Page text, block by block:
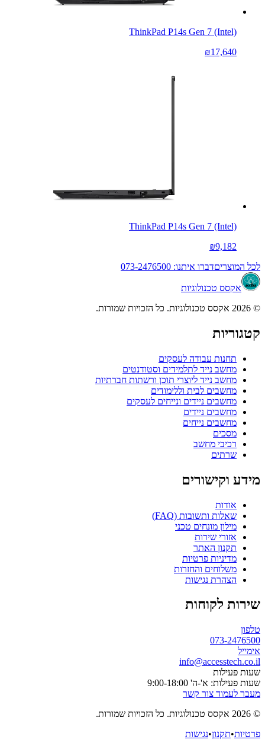
ThinkPad P14s Gen 7 (Intel)
₪17,640
ThinkPad P14s Gen 7 (Intel)
₪9,182
לכל המוצריםדברו איתנו: 073-2476500
אקסס טכנולוגיות
© 2026 אקסס טכנולוגיות. כל הזכויות שמורות.
קטגוריות
תחנות עבודה לעסקים
מחשב נייד לתלמידים וסטודנטים
מחשב נייד ליוצרי תוכן ורשתות חברתיות
מחשבים לבית וללימודים
מחשבים ניידים ונייחים לעסקים
מחשבים ניידים
מחשבים נייחים
מסכים
רכיבי מחשב
שרתים
מידע וקישורים
אודות
שאלות ותשובות (FAQ)
מילון מונחים טכני
אזורי שירות
תקנון האתר
מדיניות פרטיות
משלוחים והחזרות
הצהרת נגישות
שירות לקוחות
טלפון
073-2476500
אימייל
info@accesstech.co.il
שעות פעילות
שעות פעילות: א'-ה' 9:00-18:00
מעבר לעמוד צור קשר
© 2026 אקסס טכנולוגיות. כל הזכויות שמורות.
פרטיות•תקנון•נגישות